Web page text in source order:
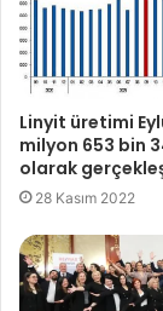
Linyit üretimi
milyon 653 bin
olarak
28 Kasım 2022